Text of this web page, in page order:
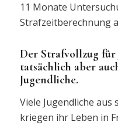
11 Monate
Strafzeitberechnung
Der Strafvollzug für
tatsächlich aber
Jugendliche.
Viele Jugendliche
kriegen ihr Leben in